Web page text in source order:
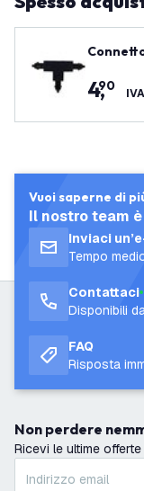
4,
90
Vuoi saperne di
Il nostro team
Inviaci
Tempo
Contattaci
Disponibili
FAQ
Risposta
Non perdere
Ricevi le ultime